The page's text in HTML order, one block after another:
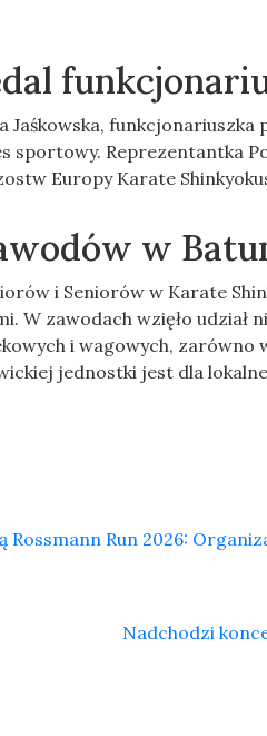
funkcjonariuszka
sportowy. Reprezentantka
Europy Karate
w
i Seniorów w Karate
W zawodach wzięło
i wagowych, zarówno
jednostki jest dla
Rossmann Run 2026:
Nadchodzi